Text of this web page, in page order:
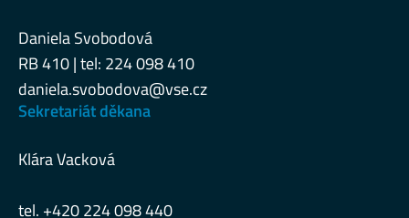
Daniela Svobodová
RB 410 | tel: 224 098 410
daniela.svobodova@vse.cz
Sekretariát děkana
Klára Vacková
tel. +420 224 098 440